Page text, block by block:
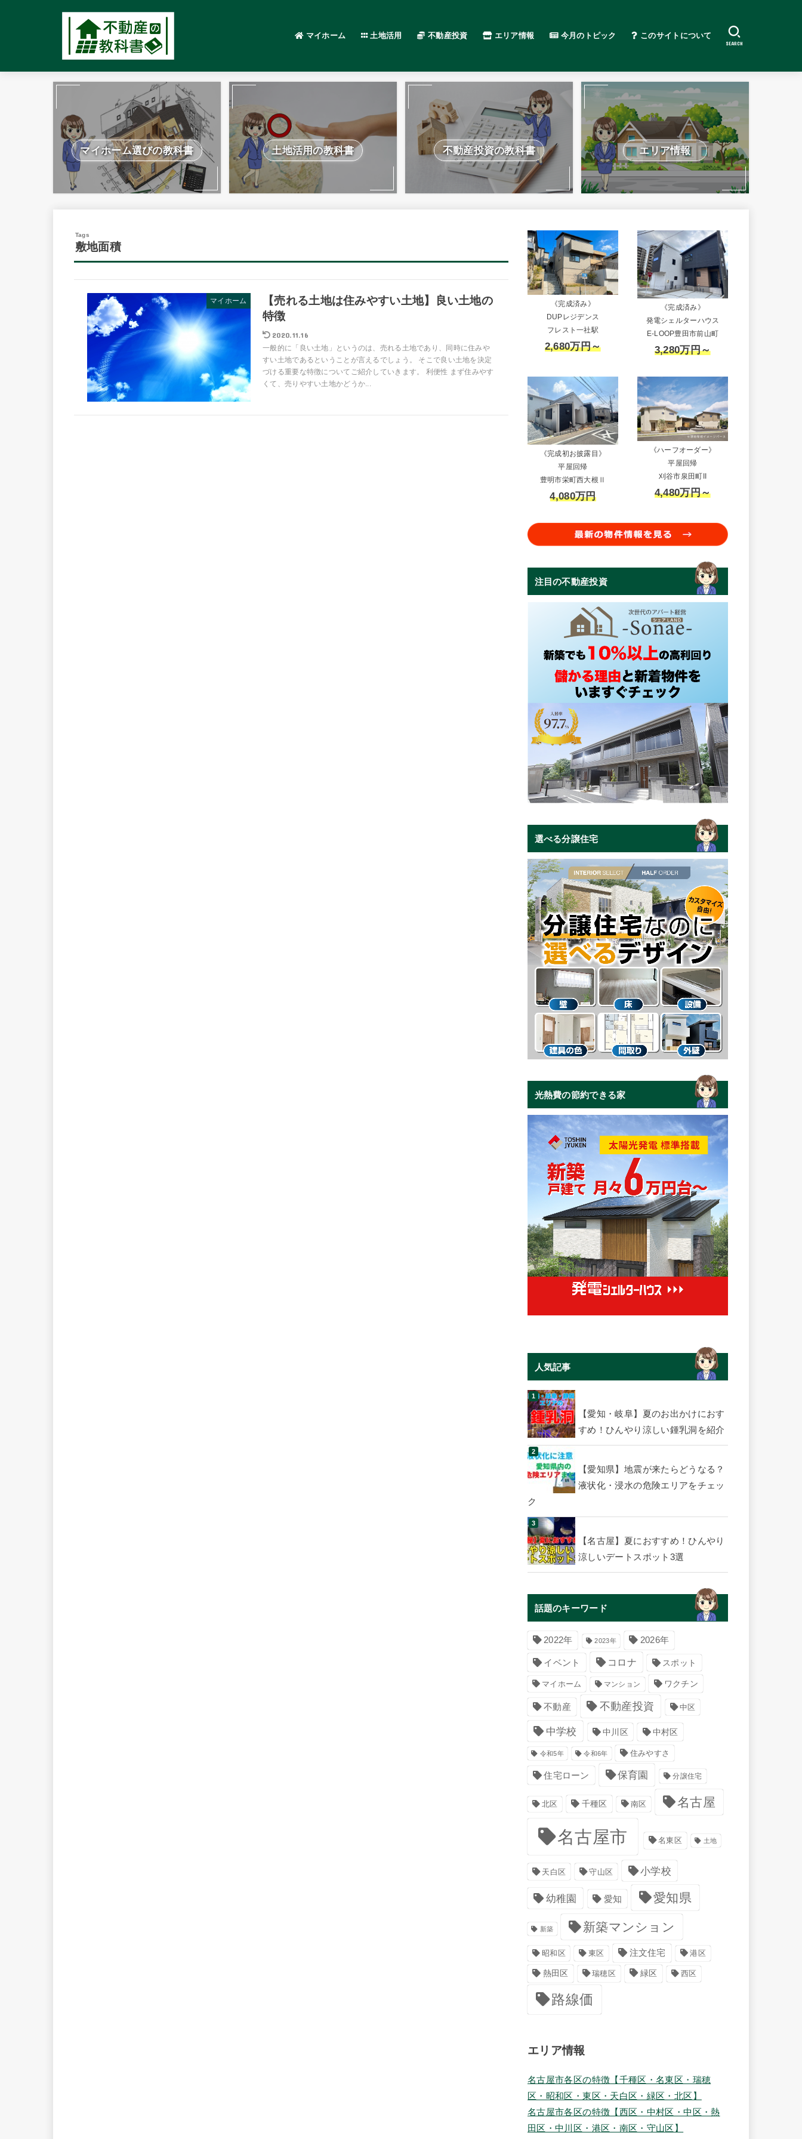
マイホーム 土地活用 不動産投資 エリア情報 今月のトピック このサイトについて
SEARCH
マイホーム選びの教科書 土地活用の教科書 不動産投資の教科書 エリア情報
敷地面積
マイホーム
【売れる土地は住みやすい土地】良い土地の
特徴
2020.11.16
一般的に「良い土地」というのは、売れる土地であり、同時に住みや
すい土地であるということが言えるでしょう。 そこで良い土地を決定
づける重要な特徴についてご紹介していきます。 利便性 まず住みやす
くて、売りやすい土地かどうか...
《完成済み》
DUPレジデンス
フレスト一社駅
2,680万円～
《完成済み》
発電シェルターハウス
E-LOOP豊田市前山町
3,280万円～
《完成初お披露目》
平屋回帰
豊明市栄町西大根Ⅱ
4,080万円
《ハーフオーダー》
平屋回帰
刈谷市泉田町II
4,480万円～
注目の不動産投資
選べる分譲住宅
光熱費の節約できる家
人気記事
【愛知・岐阜】夏のお出かけにおす
すめ！ひんやり涼しい鍾乳洞を紹介
【愛知県】地震が来たらどうなる？
液状化・浸水の危険エリアをチェッ
ク
【名古屋】夏におすすめ！ひんやり
涼しいデートスポット3選
話題のキーワード
2022年 2023年 2026年
イベント コロナ スポット
マイホーム マンション ワクチン
不動産 不動産投資 中区
中学校 中川区 中村区
令和5年 令和6年 住みやすさ
住宅ローン 保育園 分譲住宅
北区 千種区 南区 名古屋
名古屋市 名東区 土地
天白区 守山区 小学校
幼稚園 愛知 愛知県
新築 新築マンション
昭和区 東区 注文住宅 港区
熱田区 瑞穂区 緑区 西区
路線価
エリア情報
名古屋市各区の特徴【千種区・名東区・瑞穂
区・昭和区・東区・天白区・緑区・北区】
名古屋市各区の特徴【西区・中村区・中区・熱
田区・中川区・港区・南区・守山区】